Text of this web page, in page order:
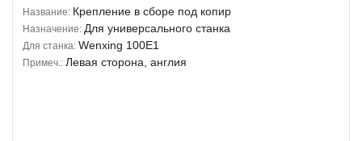
Название: Крепление в сборе под копир
Назначение: Для универсального станка
Для станка: Wenxing 100E1
Примеч.: Левая сторона, англия